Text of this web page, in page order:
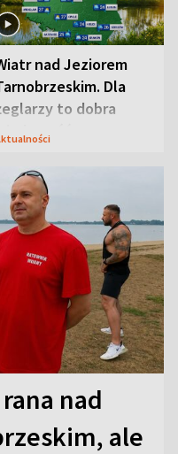
nad Jeziorem
Dla
to dobra
nad
ale